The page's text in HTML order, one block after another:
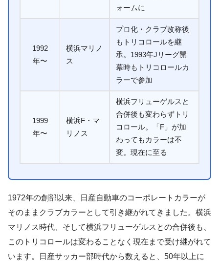
ォームに
1992
年〜
横浜マリノ
ス
プロ化・クラブ改称後
もトリコロールを継
承。1993年Jリーグ開
幕時もトリコロールカ
ラーで参加
1999
年〜
横浜F・マ
リノス
横浜フリューゲルスと
合併後も変わらずトリ
コロール。「F」が加
わってもカラーは不
変。現在に至る
1972年の創部以来、日産自動車のコーポレートカラーが
そのままクラブカラーとして引き継がれてきました。横浜
マリノス時代、そして横浜フリューゲルスとの合併後も、
このトリコロールは変わることなく現在まで受け継がれて
います。日産サッカー部時代から数えると、50年以上に